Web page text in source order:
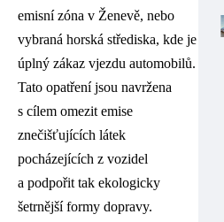
emisní zóna v Ženevě, nebo
vybraná horská střediska, kde je
úplný zákaz vjezdu automobilů.
Tato opatření jsou navržena
s cílem omezit emise
znečišťujících látek
pocházejících z vozidel
a podpořit tak ekologicky
šetrnější formy dopravy.